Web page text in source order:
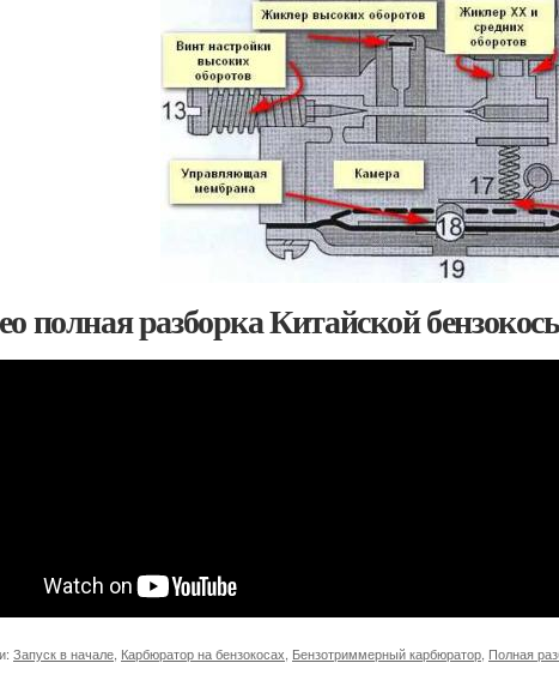
полная разборка Китайской
Запуск в начале Карбюратор на бензокосах Бензотриммерный карбюратор Полная